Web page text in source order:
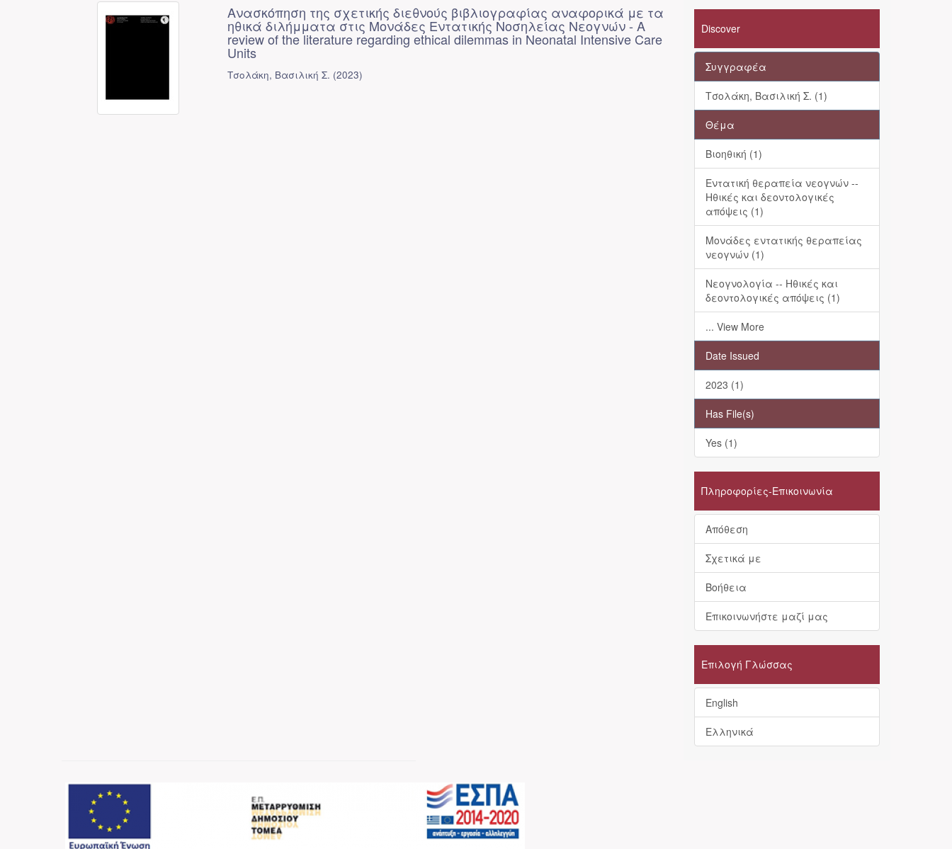
Ανασκόπηση της σχετικής διεθνούς βιβλιογραφίας αναφορικά με τα
ηθικά διλήμματα στις Μονάδες Εντατικής Νοσηλείας Νεογνών - A
review of the literature regarding ethical dilemmas in Neonatal Intensive Care
Units
Τσολάκη, Βασιλική Σ. (2023)
Discover
Συγγραφέα
Τσολάκη, Βασιλική Σ. (1)
Θέμα
Βιοηθική (1)
Εντατική θεραπεία νεογνών --
Ηθικές και δεοντολογικές
απόψεις (1)
Μονάδες εντατικής θεραπείας
νεογνών (1)
Νεογνολογία -- Ηθικές και
δεοντολογικές απόψεις (1)
... View More
Date Issued
2023 (1)
Has File(s)
Yes (1)
Πληροφορίες-Επικοινωνία
Απόθεση
Σχετικά με
Βοήθεια
Επικοινωνήστε μαζί μας
Επιλογή Γλώσσας
English
Ελληνικά